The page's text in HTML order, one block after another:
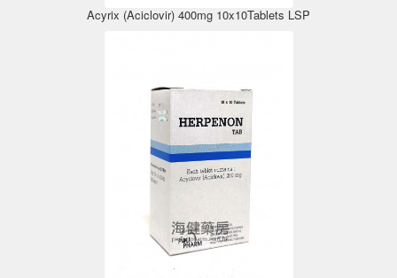
Acyrix (Aciclovir) 400mg 10x10Tablets LSP